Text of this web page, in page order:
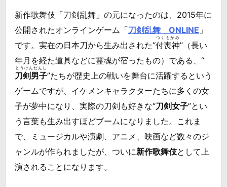
新作歌舞伎「刀剣乱舞」の元になったのは、2015年に
公開されたオンラインゲーム「刀剣乱舞 ONLINE 」
です。実在の日本刀から生み出された“付喪神
つくもがみ
”（長い
年月を経た道具などに霊魂が宿ったもの）である、“
刀剣男子
とうけんだんし
”たちが歴史上の戦いを舞台に活躍するという
ゲームですが、イケメンキャラクターたちに多くの女
子が夢中になり、実際の刀剣も好きな“刀剣女子”とい
う言葉も生み出すほどブームになりました。これま
で、ミュージカルや演劇、アニメ、映画など数々のジ
ャンルが作られましたが、ついに新作歌舞伎として上
演されることになります。